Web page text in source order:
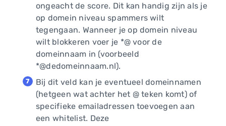
ongeacht de score. Dit kan handig zijn als je
op domein niveau spammers wilt
tegengaan. Wanneer je op domein niveau
wilt blokkeren voer je *@ voor de
domeinnaam in (voorbeeld
*@dedomeinnaam.nl).
Bij dit veld kan je eventueel domeinnamen
(hetgeen wat achter het @ teken komt) of
specifieke emailadressen toevoegen aan
een whitelist. Deze